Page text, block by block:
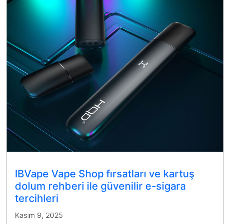
IBVape Vape Shop fırsatları ve kartuş
dolum rehberi ile güvenilir e-sigara
tercihleri
Kasım 9, 2025